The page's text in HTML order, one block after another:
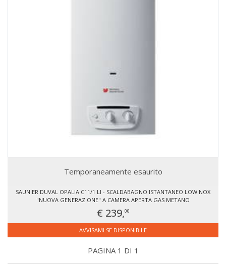
Temporaneamente esaurito
SAUNIER DUVAL OPALIA C11/1 LI - SCALDABAGNO ISTANTANEO LOW NOX
"NUOVA GENERAZIONE" A CAMERA APERTA GAS METANO
€ 239,00
AVVISAMI SE DISPONIBILE
PAGINA 1 DI 1